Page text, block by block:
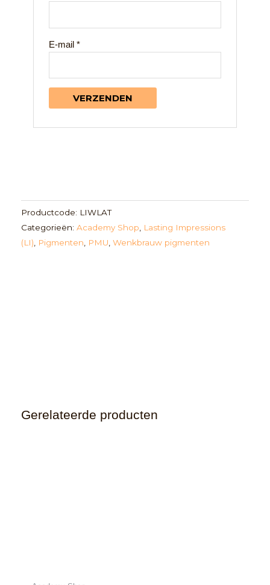
Gerelateerde producten
E-mail*
Productcode: LIWLAT
Categorieën: Academy Shop, Lasting Impressions
(LI), Pigmenten, PMU, Wenkbrauw pigmenten